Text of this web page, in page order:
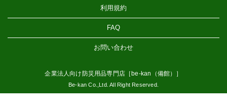
利用規約
FAQ
お問い合わせ
企業法人向け防災用品専門店［be-kan（備館）］
Be-kan Co.,Ltd. All Right Reserved.